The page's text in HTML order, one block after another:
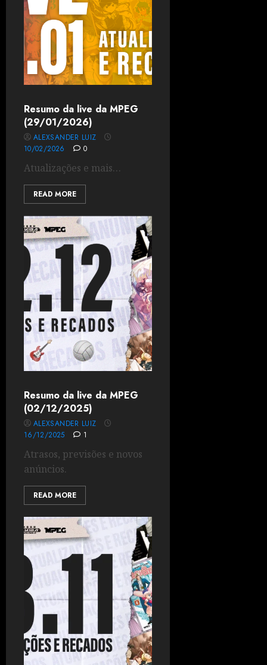
Resumo da live da MPEG
(29/01/2026)
ALEXSANDER LUIZ
10/02/2026
0
Atualizações e mais…
READ MORE
Resumo da live da MPEG
(02/12/2025)
ALEXSANDER LUIZ
16/12/2025
1
Atrasos, previsões e novos
anúncios.
READ MORE